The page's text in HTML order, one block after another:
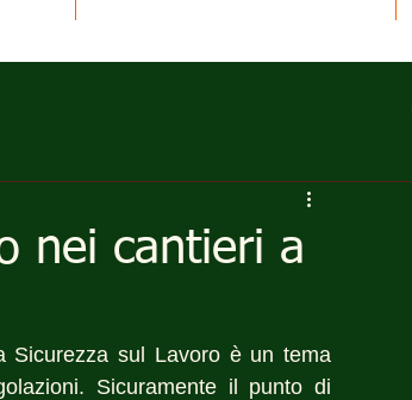
nei cantieri a
Sicurezza sul Lavoro è un tema
Sicuramente il punto di